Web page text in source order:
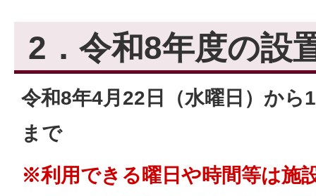
2．令和8年度の設
令和8年4月22日（水曜日）から
まで
※利用できる曜日や時間等は施